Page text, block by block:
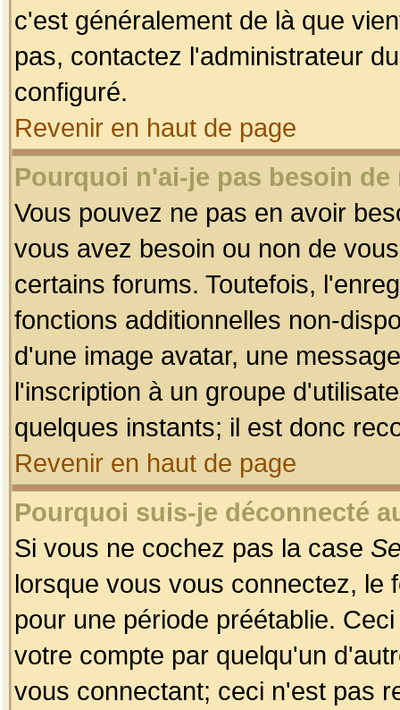
c'est généralement de là que
pas, contactez l'administrateur
configuré.
Revenir en haut de page
Pourquoi n'ai-je pas besoin
Vous pouvez ne pas en avoir
vous avez besoin ou non de
certains forums. Toutefois,
fonctions additionnelles non-
d'une image avatar, une
l'inscription à un groupe
quelques instants; il est donc
Revenir en haut de page
Pourquoi suis-je déconnecté
Si vous ne cochez pas la case
lorsque vous vous connectez, le
pour une période préétablie.
votre compte par quelqu'un
vous connectant; ceci n'est pas